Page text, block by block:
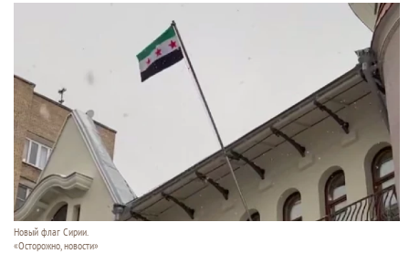
Новый флаг Сирии.
«Осторожно, новости»